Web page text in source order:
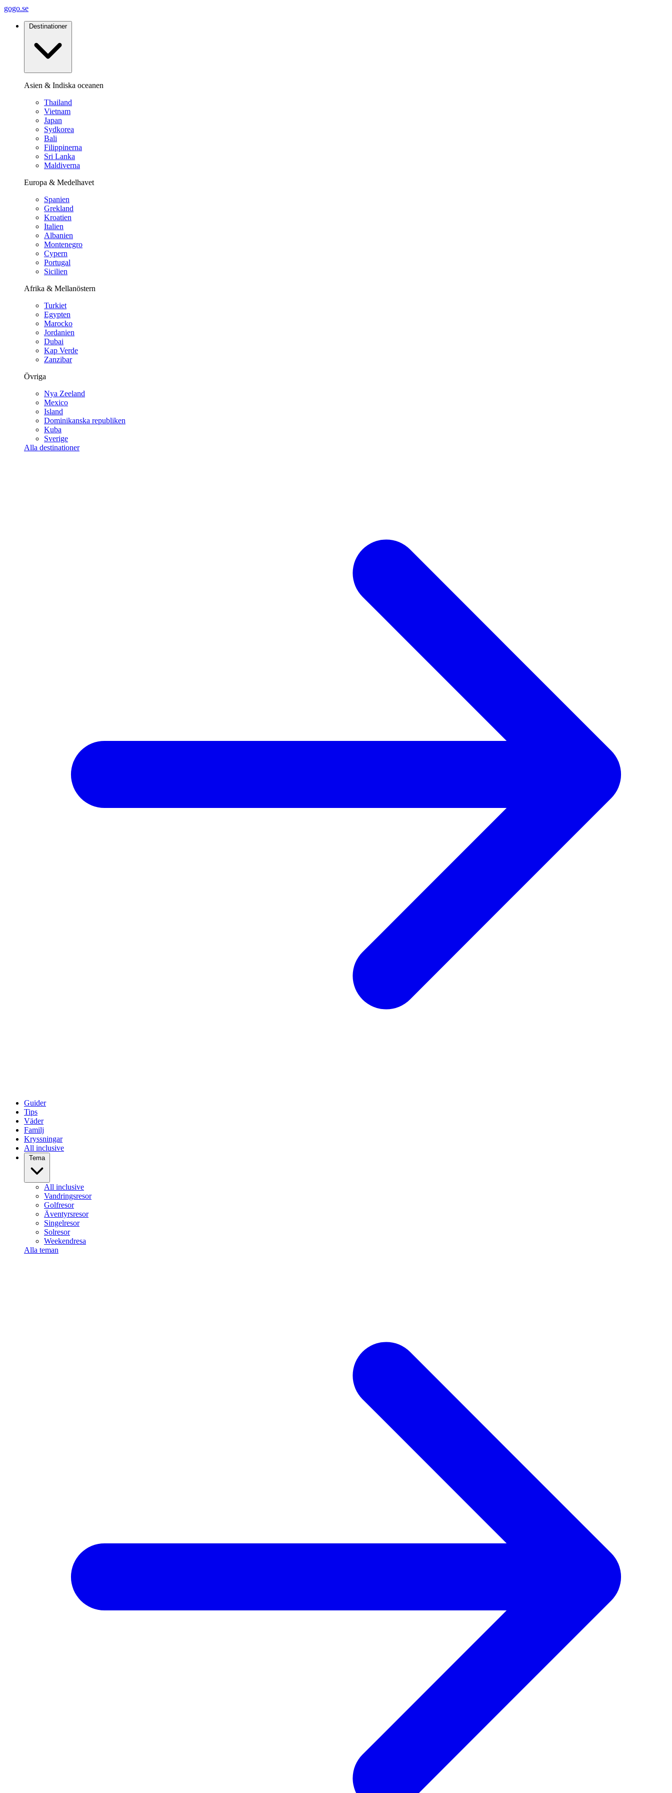
gogo.se
Destinationer
Asien & Indiska oceanen
Thailand
Vietnam
Japan
Sydkorea
Bali
Filippinerna
Sri Lanka
Maldiverna
Europa & Medelhavet
Spanien
Grekland
Kroatien
Italien
Albanien
Montenegro
Cypern
Portugal
Sicilien
Afrika & Mellanöstern
Turkiet
Egypten
Marocko
Jordanien
Dubai
Kap Verde
Zanzibar
Övriga
Nya Zeeland
Mexico
Island
Dominikanska republiken
Kuba
Sverige
Alla destinationer
Guider
Tips
Väder
Familj
Kryssningar
All inclusive
Tema
All inclusive
Vandringsresor
Golfresor
Äventyrsresor
Singelresor
Solresor
Weekendresa
Alla teman